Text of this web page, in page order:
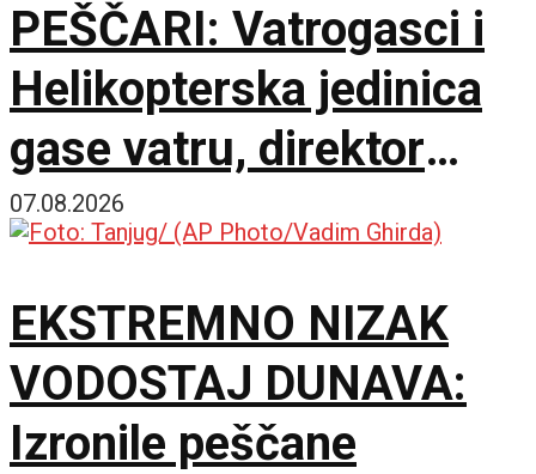
PEŠČARI: Vatrogasci i
Helikopterska jedinica
gase vatru, direktor
policije obišao požarište
07.08.2026
EKSTREMNO NIZAK
VODOSTAJ DUNAVA:
Izronile peščane